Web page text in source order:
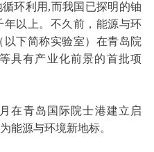
环利用,而我国已探明的铀
以上。不久前，能源与环
下简称实验室）在青岛院
具有产业化前景的首批项
在青岛国际院士港建立启
能源与环境新地标。